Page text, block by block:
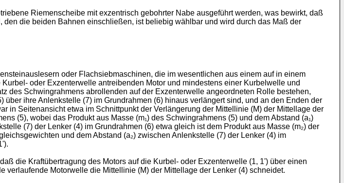
Riemenscheibe mit exzentrisch gebohrter Nabe ausgeführt werden, was bewirkt, daß
die beiden Bahnen einschließen, ist beliebig wähl­bar und wird durch das Maß der
oder Flachsiebmaschinen, die im wesentlichen aus einem auf in einem
oder Exzenterwelle antreibenden Motor und mindestens einer Kurbelwelle und
des Schwingrahmens abrollenden auf der Exzenterwelle angeordneten Rolle bestehen,
ihre Anlenkstelle (7) im Grundrahmen (6) hinaus verlängert sind, und an den Enden der
in Seitenansicht etwa im Schnittpunkt der Ver­längerung der Mittellinie (M) der Mittellage der
(5), wobei das Produkt aus Masse (m₁) des Schwingrahmens (5) und dem Abstand (a₁)
(7) der Lenker (4) im Grundrahmen (6) etwa gleich ist dem Produkt aus Masse (m₂) der
und dem Abstand (a₂) zwischen Anlenkstelle (7) der Lenker (4) im
die Kraftübertragung des Motors auf die Kurbel- oder Exzenterwelle (1, 1ʹ) über einen
Motorwelle die Mittellinie (M) der Mittellage der Lenker (4) schneidet.